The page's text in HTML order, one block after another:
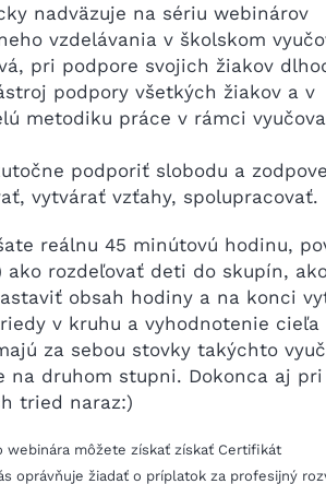
nadväzuje na sériu webinárov
vzdelávania v školskom
pri podpore svojich žiakov
podpory všetkých žiakov a v
metodiku práce v rámci
podporiť slobodu a
vytvárať vzťahy, spolupracovať.
reálnu 45 minútovú hodinu,
ako rozdeľovať deti do skupín,
obsah hodiny a na konci
v kruhu a vyhodnotenie cieľa
za sebou stovky takýchto
druhom stupni. Dokonca aj pri
tried naraz:)
webinára môžete získať získať Certifikát
oprávňuje žiadať o príplatok za profesijný